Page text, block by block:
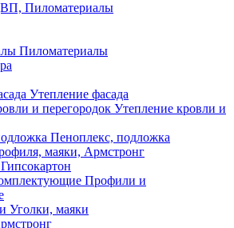
Пиломатериалы
Пиломатериалы
Утепление фасада
Утепление кровли и
Пеноплекс, подложка
маяки, Армстронг
Гипсокартон
Профили и
Уголки, маяки